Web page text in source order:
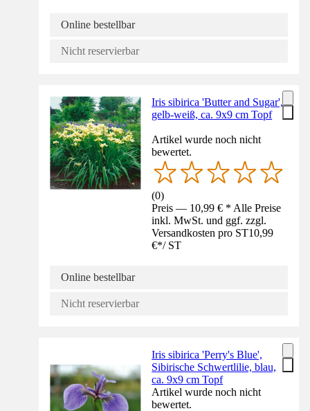
Online bestellbar
Nicht reservierbar
Iris sibirica 'Butter and Sugar',
gelb-weiß, ca. 9x9 cm Topf
Artikel wurde noch nicht
bewertet.
(0)
Preis — 10,99 € * Alle Preise
inkl. MwSt. und ggf. zzgl.
Versandkosten pro ST10,99
€*/ ST
Online bestellbar
Nicht reservierbar
Iris sibirica 'Perry's Blue',
Sibirische Schwertlilie, blau,
ca. 9x9 cm Topf
Artikel wurde noch nicht
bewertet.